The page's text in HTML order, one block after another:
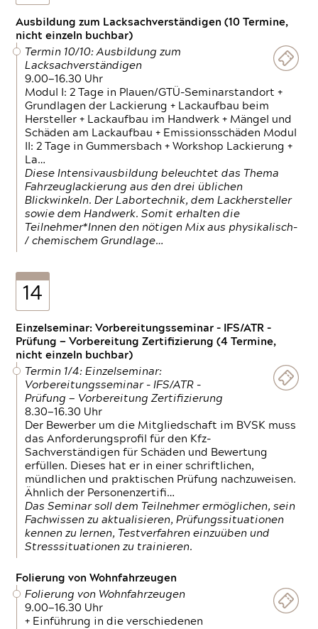
Ausbildung zum Lacksachverständigen (10 Termine,
nicht einzeln buchbar)
Termin 10/10: Ausbildung zum
Lacksachverständigen
9.00—16.30 Uhr
Modul I: 2 Tage in Plauen/GTÜ-Seminarstandort +
Grundlagen der Lackierung + Lackaufbau beim
Hersteller + Lackaufbau im Handwerk + Mängel und
Schäden am Lackaufbau + Emissionsschäden Modul
II: 2 Tage in Gummersbach + Workshop Lackierung +
La…
Diese Intensivausbildung beleuchtet das Thema
Fahrzeuglackierung aus den drei üblichen
Blickwinkeln. Der Labortechnik, dem Lackhersteller
sowie dem Handwerk. Somit erhalten die
Teilnehmer*Innen den nötigen Mix aus physikalisch-
/ chemischem Grundlage…
14
Einzelseminar: Vorbereitungsseminar - IFS/ATR -
Prüfung — Vorbereitung Zertifizierung (4 Termine,
nicht einzeln buchbar)
Termin 1/4: Einzelseminar:
Vorbereitungsseminar - IFS/ATR -
Prüfung — Vorbereitung Zertifizierung
8.30—16.30 Uhr
Der Bewerber um die Mitgliedschaft im BVSK muss
das Anforderungsprofil für den Kfz-
Sachverständigen für Schäden und Bewertung
erfüllen. Dieses hat er in einer schriftlichen,
mündlichen und praktischen Prüfung nachzuweisen.
Ähnlich der Personenzertifi…
Das Seminar soll dem Teilnehmer ermöglichen, sein
Fachwissen zu aktualisieren, Prüfungssituationen
kennen zu lernen, Testverfahren einzuüben und
Stresssituationen zu trainieren.
Folierung von Wohnfahrzeugen
Folierung von Wohnfahrzeugen
9.00—16.30 Uhr
+ Einführung in die verschiedenen